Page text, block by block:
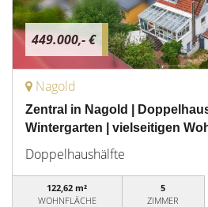
449.000,- €
Nagold
Zentral in Nagold |
Wintergarten | vielseitigen
Doppelhaushälfte
122,62 m²
WOHNFLÄCHE
5
ZIMMER